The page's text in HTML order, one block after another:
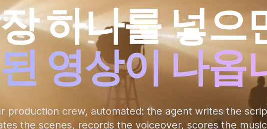
하나를 넣으
영상이 나옵
production crew, automated: the agent writes the
the scenes, records the voiceover, scores the